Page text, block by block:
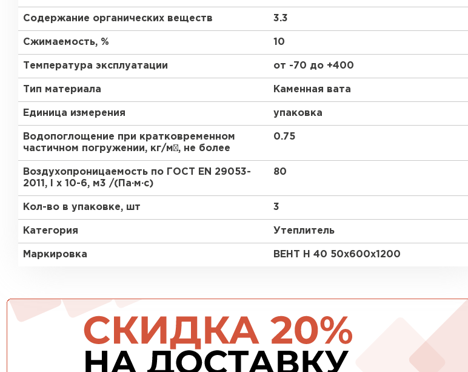
Содержание органических веществ 3.3
Сжимаемость, % 10
Температура эксплуатации от -70 до +400
Тип материала Каменная вата
Единица измерения упаковка
Водопоглощение при кратковременном
частичном погружении, кг/м², не более
0.75
Воздухопроницаемость по ГОСТ EN 29053-
2011, l x 10-6, м3 /(Па∙м∙с)
80
Кол-во в упаковке, шт 3
Категория Утеплитель
Маркировка ВЕНТ Н 40 50х600х1200
Утеплитель Baswool
ПЕРЕЙТИ